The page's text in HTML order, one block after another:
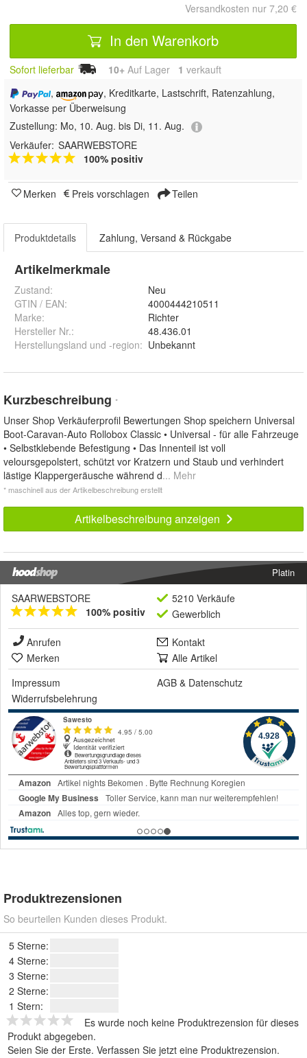
Versandkosten nur 7,20 €
In den Warenkorb
Sofort lieferbar 10+ Auf Lager 1 verkauft
,
, Kreditkarte, Lastschrift, Ratenzahlung,
Vorkasse per Überweisung
Zustellung: Mo, 10. Aug. bis Di, 11. Aug.
Verkäufer: SAARWEBSTORE
100% positiv
Merken Preis vorschlagen Teilen
Produktdetails Zahlung, Versand & Rückgabe
Artikelmerkmale
Zustand:
Neu
GTIN / EAN:
4000444210511
Marke:
Richter
Hersteller Nr.:
48.436.01
Herstellungsland und -region: Unbekannt
Kurzbeschreibung *
Unser Shop Verkäuferprofil Bewertungen Shop speichern Universal
Boot-Caravan-Auto Rollobox Classic • Universal - für alle Fahrzeuge
• Selbstklebende Befestigung • Das Innenteil ist voll
veloursgepolstert, schützt vor Kratzern und Staub und verhindert
lästige Klappergeräusche während d... Mehr
* maschinell aus der Artikelbeschreibung erstellt
Artikelbeschreibung anzeigen
Platin
SAARWEBSTORE
100% positiv
5210 Verkäufe
Gewerblich
Anrufen
Kontakt
Merken
Alle Artikel
Impressum
AGB & Datenschutz
Widerrufsbelehrung
Produktrezensionen
So beurteilen Kunden dieses Produkt.
5 Sterne:
4 Sterne:
3 Sterne:
2 Sterne:
1 Stern:
Es wurde noch keine Produktrezension für dieses
Produkt abgegeben.
Seien Sie der Erste. Verfassen Sie jetzt eine Produktrezension.